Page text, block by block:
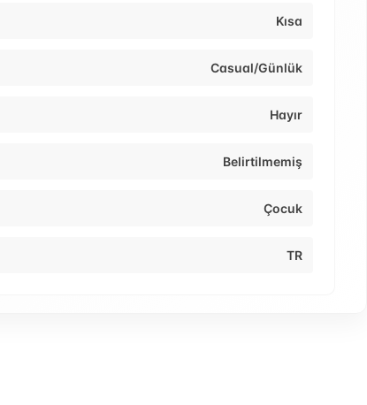
Kısa
Casual/Günlük
Hayır
Belirtilmemiş
Çocuk
TR